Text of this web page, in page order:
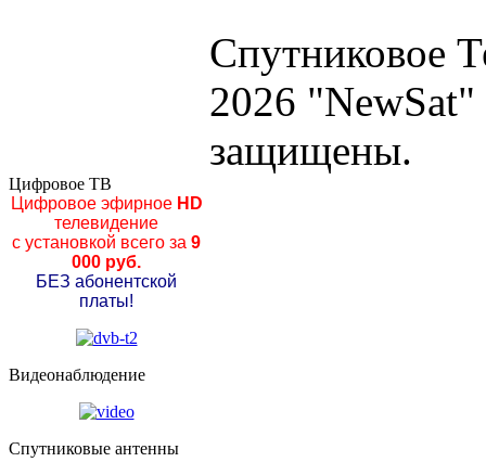
Спутниковое
2026
защищены.
Цифровое ТВ
Цифровое эфирноеHD
телевидение
с установкой всего за 9
000 руб.
БЕЗ абонентской
платы!
Видеонаблюдение
Спутниковые антенны